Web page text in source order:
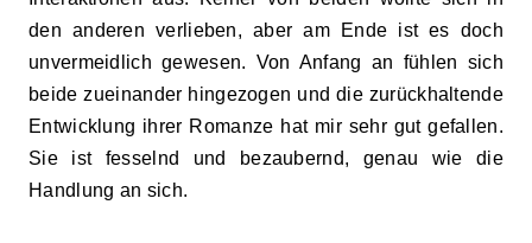
den anderen verlieben, aber am Ende ist es doch
unvermeidlich gewesen. Von Anfang an fühlen sich
beide zueinander hingezogen und die zurückhaltende
Entwicklung ihrer Romanze hat mir sehr gut gefallen.
Sie ist fesselnd und bezaubernd, genau wie die
Handlung an sich.